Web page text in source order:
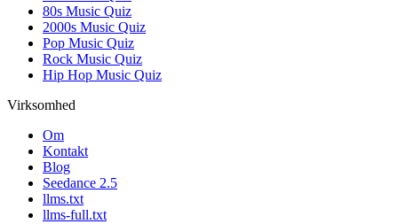
80s Music Quiz
2000s Music Quiz
Pop Music Quiz
Rock Music Quiz
Hip Hop Music Quiz
Virksomhed
Om
Kontakt
Blog
Seedance 2.5
llms.txt
llms-full.txt